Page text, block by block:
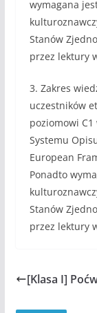
wymagana
Stanów
przez lektury
3. Zakres
uczestników
poziomowi C1
Systemu
European
Ponadto
Stanów
przez lektury
[Klasa I]